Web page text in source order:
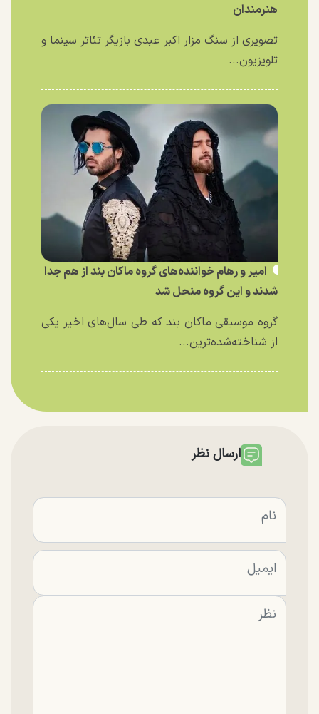
هنرمندان
تصویری از سنگ مزار اکبر عبدی بازیگر تئاتر سینما و
تلویزیون...
امیر و رهام خواننده‌های گروه ماکان بند از هم جدا
شدند و این گروه منحل شد
گروه موسیقی ماکان بند که طی سال‌های اخیر یکی
از شناخته‌شده‌ترین...
ارسال نظر